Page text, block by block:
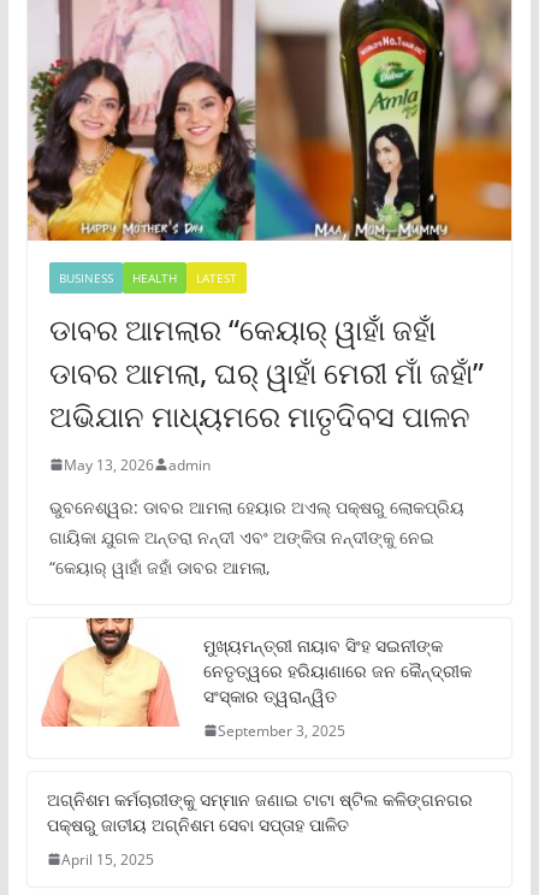
BUSINESS HEALTH LATEST
ଡାବର ଆମଲାର “କେୟାର୍ ୱାହାଁ ଜହାଁ
ଡାବର ଆମଲା, ଘର୍ ୱାହାଁ ମେରୀ ମାଁ ଜହାଁ”
ଅଭିଯାନ ମାଧ୍ୟମରେ ମାତୃଦିବସ ପାଳନ
May 13, 2026 admin
ଭୁବନେଶ୍ୱର: ଡାବର ଆମଲା ହେୟାର ଅଏଲ୍ ପକ୍ଷରୁ ଲୋକପ୍ରିୟ
ଗାୟିକା ଯୁଗଳ ଅନ୍ତରା ନନ୍ଦୀ ଏବଂ ଅଙ୍କିତା ନନ୍ଦୀଙ୍କୁ ନେଇ
“କେୟାର୍ ୱାହାଁ ଜହାଁ ଡାବର ଆମଲା,
ମୁଖ୍ୟମନ୍ତ୍ରୀ ନାୟାବ ସିଂହ ସଇନୀଙ୍କ
ନେତୃତ୍ୱରେ ହରିୟାଣାରେ ଜନ କୈନ୍ଦ୍ରୀକ
ସଂସ୍କାର ତ୍ୱରାନ୍ୱିତ
September 3, 2025
ଅଗ୍ନିଶମ କର୍ମଚାରୀଙ୍କୁ ସମ୍ମାନ ଜଣାଇ ଟାଟା ଷ୍ଟିଲ କଳିଙ୍ଗନଗର
ପକ୍ଷରୁ ଜାତୀୟ ଅଗ୍ନିଶମ ସେବା ସପ୍ତାହ ପାଳିତ
April 15, 2025